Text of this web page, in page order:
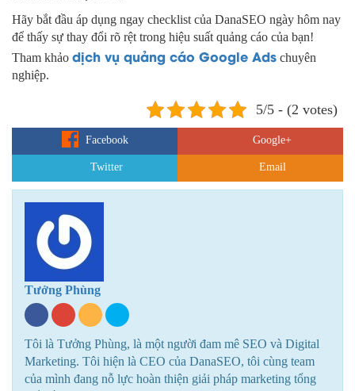
Hãy bắt đầu áp dụng ngay checklist của DanaSEO ngày hôm nay
để thấy sự thay đổi rõ rệt trong hiệu suất quảng cáo của bạn!
Tham khảo dịch vụ quảng cáo Google Ads chuyên
nghiệp.
5/5 - (2 votes)
Facebook Google+
Twitter Email
Tưởng Phùng
Tôi là Tưởng Phùng, là một người đam mê SEO và Digital
Marketing. Tôi hiện là CEO của DanaSEO, tôi cùng team
của mình đang nỗ lực hoàn thiện giải pháp marketing tổng